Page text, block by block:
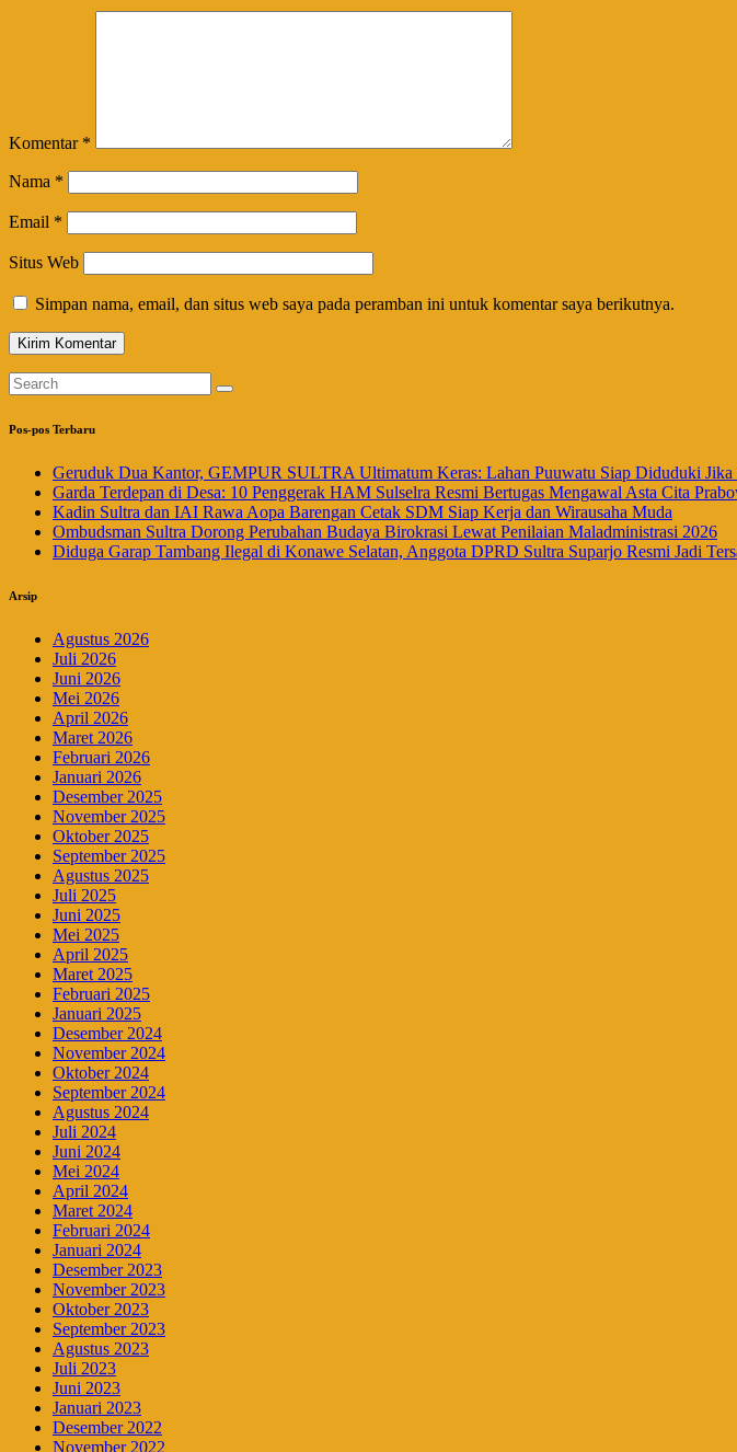
Komentar *
Nama *
Email *
Situs Web
Simpan nama, email, dan situs web saya pada peramban ini untuk komentar saya berikutnya.
Pos-pos Terbaru
Geruduk Dua Kantor, GEMPUR SULTRA Ultimatum Keras: Lahan Puuwatu Siap Diduduki
Garda Terdepan di Desa: 10 Penggerak HAM Sulselra Resmi Bertugas Mengawal Asta Cita
Kadin Sultra dan IAI Rawa Aopa Barengan Cetak SDM Siap Kerja dan Wirausaha Muda
Ombudsman Sultra Dorong Perubahan Budaya Birokrasi Lewat Penilaian Maladministrasi 2026
Diduga Garap Tambang Ilegal di Konawe Selatan, Anggota DPRD Sultra Suparjo Resmi Jadi
Arsip
Agustus 2026
Juli 2026
Juni 2026
Mei 2026
April 2026
Maret 2026
Februari 2026
Januari 2026
Desember 2025
November 2025
Oktober 2025
September 2025
Agustus 2025
Juli 2025
Juni 2025
Mei 2025
April 2025
Maret 2025
Februari 2025
Januari 2025
Desember 2024
November 2024
Oktober 2024
September 2024
Agustus 2024
Juli 2024
Juni 2024
Mei 2024
April 2024
Maret 2024
Februari 2024
Januari 2024
Desember 2023
November 2023
Oktober 2023
September 2023
Agustus 2023
Juli 2023
Juni 2023
Januari 2023
Desember 2022
November 2022